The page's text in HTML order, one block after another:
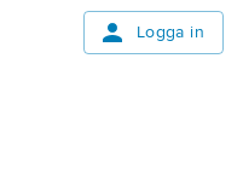
Logga in